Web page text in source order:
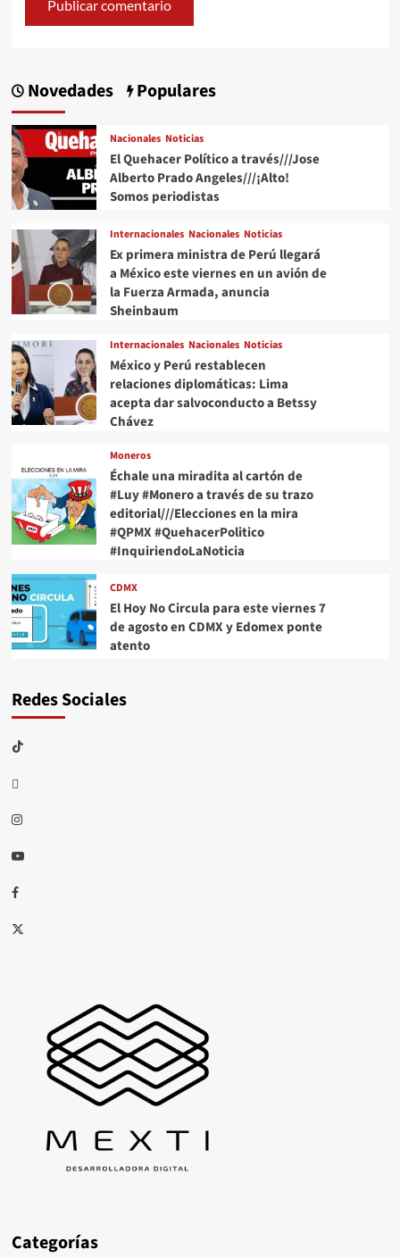
Novedades Populares
Nacionales Noticias
El Quehacer Político a través///Jose
Alberto Prado Angeles///¡Alto!
Somos periodistas
Internacionales Nacionales Noticias
Ex primera ministra de Perú llegará
a México este viernes en un avión de
la Fuerza Armada, anuncia
Sheinbaum
Internacionales Nacionales Noticias
México y Perú restablecen
relaciones diplomáticas: Lima
acepta dar salvoconducto a Betssy
Chávez
Moneros
Échale una miradita al cartón de
#Luy #Monero a través de su trazo
editorial///Elecciones en la mira
#QPMX #QuehacerPolitico
#InquiriendoLaNoticia
CDMX
El Hoy No Circula para este viernes 7
de agosto en CDMX y Edomex ponte
atento
Redes Sociales
TikTok
threads
Instagram
Youtube
Facebook
X
Categorías